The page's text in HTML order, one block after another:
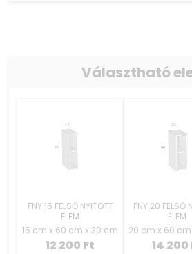
Választható
FNY 15 FELSŐ NYITOTT
ELEM
15 cm x 60 cm x 30 cm
12 200 Ft
FNY 20 FELSŐ
ELEM
20 cm x 60
14 200